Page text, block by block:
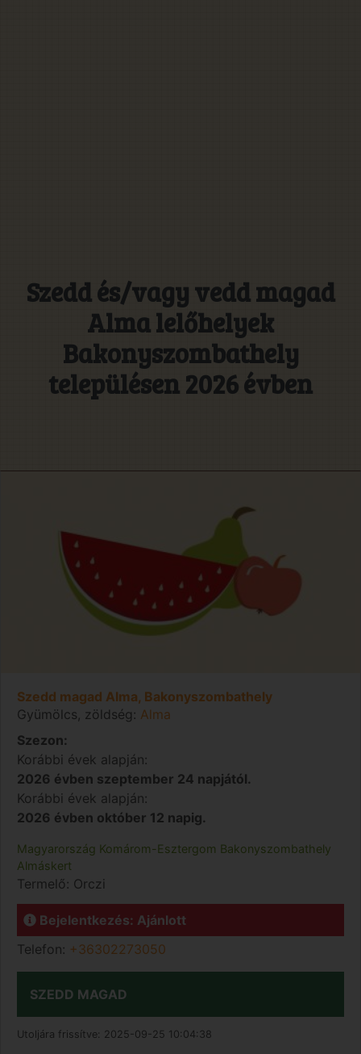
Szedd és/vagy vedd magad
Alma lelőhelyek
Bakonyszombathely
településen 2026 évben
Szedd magad Alma, Bakonyszombathely
Gyümölcs, zöldség: Alma
Szezon:
Korábbi évek alapján:
2026 évben szeptember 24 napjától.
Korábbi évek alapján:
2026 évben október 12 napig.
Magyarország Komárom-Esztergom Bakonyszombathely
Almáskert
Termelő: Orczi
Bejelentkezés: Ajánlott
Telefon: +36302273050
SZEDD MAGAD
Utoljára frissítve: 2025-09-25 10:04:38